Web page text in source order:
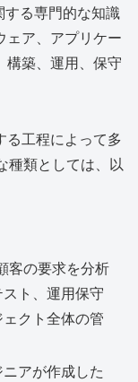
る専門的な知識
ェア、アプリケー
構築、運用、保守
る工程によって多
種類としては、以
客の要求を分析
ト、運用保守
クト全体の管
アが作成した